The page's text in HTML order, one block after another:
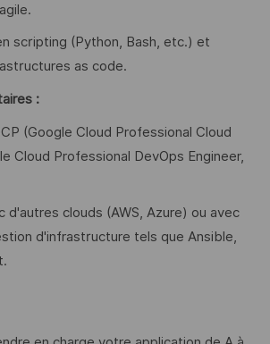
scripting (Python, Bash, etc.) et
as code.
:
(Google Cloud Professional Cloud
Cloud Professional DevOps Engineer,
d'autres clouds (AWS, Azure) ou avec
d'infrastructure tels que Ansible,